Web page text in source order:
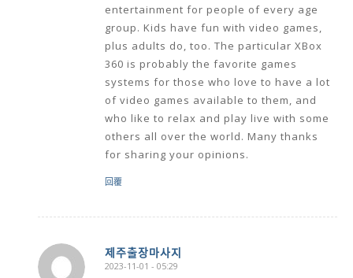
entertainment for people of every age
group. Kids have fun with video games,
plus adults do, too. The particular XBox
360 is probably the favorite games
systems for those who love to have a lot
of video games available to them, and
who like to relax and play live with some
others all over the world. Many thanks
for sharing your opinions.
回覆
제주출장마사지
says:
2023-11-01 - 05:29